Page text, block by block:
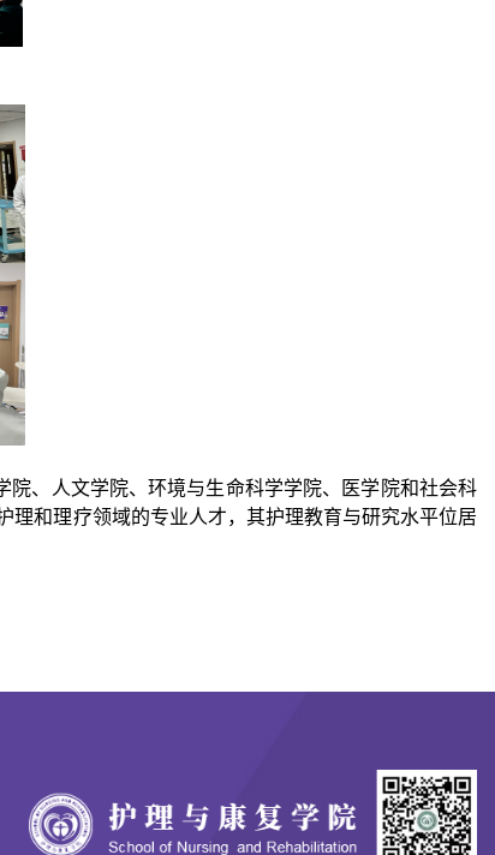
院、人文学院、环境与生命科学学院、医学院和社会科
理和理疗领域的专业人才，其护理教育与研究水平位居